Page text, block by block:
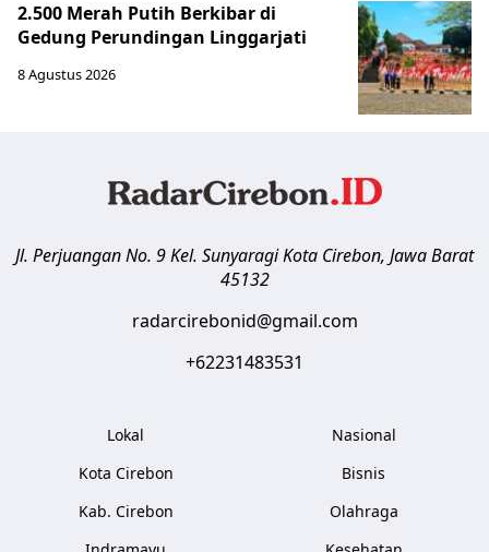
2.500 Merah Putih Berkibar di
Gedung Perundingan Linggarjati
8 Agustus 2026
Jl. Perjuangan No. 9 Kel. SunyaragiKota Cirebon, Jawa Barat
45132
radarcirebonid@gmail.com
+62231483531
Lokal
Kota Cirebon
Kab. Cirebon
Nasional
Bisnis
Olahraga